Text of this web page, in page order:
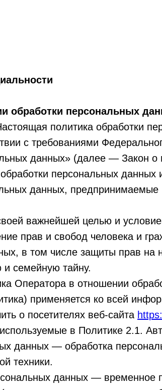
обработки персональных
политика обработки
с требованиями
данных» (далее — Закон о
персональных
данных,
важнейшей целью и
прав и свобод человека и
в том числе защиты прав на
и семейную тайну.
Оператора в отношении
применяется ко всей
о посетителях веб-сайта
в Политике 2.1.
данных — обработка
техники.
данных — временное